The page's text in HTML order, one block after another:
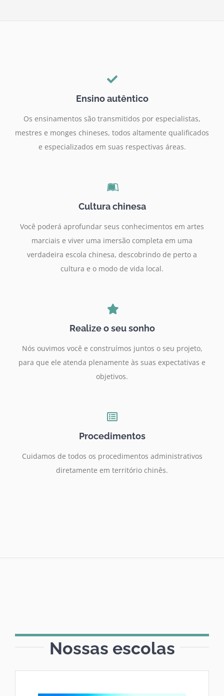
Ensino autêntico
Os ensinamentos são transmitidos por especialistas,
mestres e monges chineses, todos altamente qualificados
e especializados em suas respectivas áreas.
Cultura chinesa
Você poderá aprofundar seus conhecimentos em artes
marciais e viver uma imersão completa em uma
verdadeira escola chinesa, descobrindo de perto a
cultura e o modo de vida local.
Realize o seu sonho
Nós ouvimos você e construímos juntos o seu projeto,
para que ele atenda plenamente às suas expectativas e
objetivos.
Procedimentos
Cuidamos de todos os procedimentos administrativos
diretamente em território chinês.
Nossas escolas